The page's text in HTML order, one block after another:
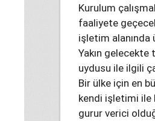
Kurulum
faaliyete
işletim alanında
Yakın
uydusu ile ilgili
Bir ülke için en
kendi işletimi ile
gurur verici